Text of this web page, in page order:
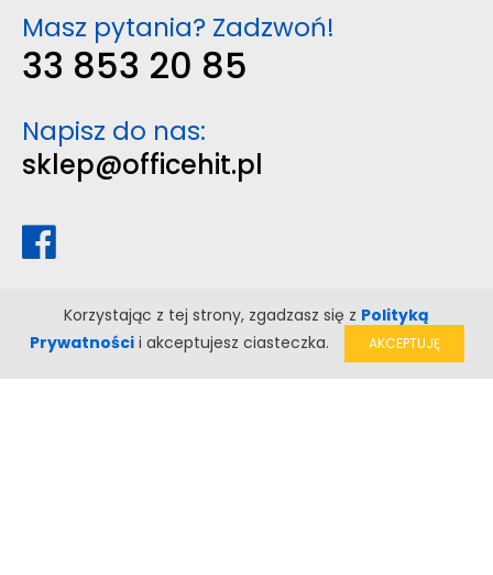
Masz pytania? Zadzwoń!
33 853 20 85
Napisz do nas:
sklep@officehit.pl
Korzystając z tej strony, zgadzasz się z Polityką
Prywatnościi akceptujesz ciasteczka. AKCEPTUJĘ